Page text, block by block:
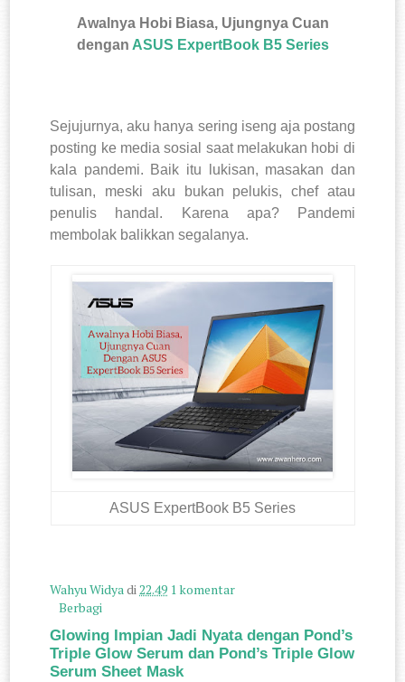
Awalnya Hobi Biasa, Ujungnya Cuan
dengan ASUS ExpertBook B5 Series
Sejujurnya, aku hanya sering iseng aja postang
posting ke media sosial saat melakukan hobi di
kala pandemi. Baik itu lukisan, masakan dan
tulisan, meski aku bukan pelukis, chef atau
penulis handal. Karena apa? Pandemi
membolak balikkan segalanya.
ASUS ExpertBook B5 Series
Wahyu Widyadi22.49 1 komentar
Berbagi
Glowing Impian Jadi Nyata dengan Pond’s
Triple Glow Serum dan Pond’s Triple Glow
Serum Sheet Mask